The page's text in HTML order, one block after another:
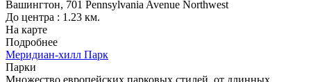
Вашингтон, 701 Pennsylvania Avenue Northwest
До центра : 1.23 км.
На карте
Подробнее
Меридиан-хилл Парк
Парки
Множество европейских парковых стилей, от длинных